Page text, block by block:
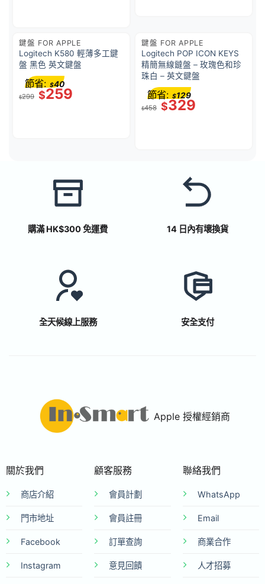
鍵盤 FOR APPLE
Logitech K580 輕薄多工鍵
盤 黑色 英文鍵盤
$299 $259
節省: $40
鍵盤 FOR APPLE
Logitech POP ICON KEYS
精簡無線鐽盤 – 玫瑰色和珍
珠白 – 英文鍵盤
$458 $329
節省: $129
購滿 HK$300 免運費 14 日內有壞換貨
全天候線上服務 安全支付
Apple 授權經銷商
關於我們
商店介紹
門市地址
Facebook
Instagram
顧客服務
會員計劃
會員註冊
訂單查詢
意見回饋
聯絡我們
WhatsApp
Email
商業合作
人才招募